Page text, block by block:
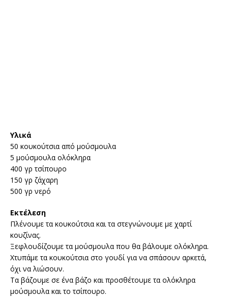
Υλικά
50 κουκούτσια από μούσμουλα
5 μούσμουλα ολόκληρα
400 γρ τσίπουρο
150 γρ ζάχαρη
500 γρ νερό
Εκτέλεση
Πλένουμε τα κουκούτσια και τα στεγνώνουμε με χαρτί
κουζίνας.
Ξεφλουδίζουμε τα μούσμουλα που θα βάλουμε ολόκληρα.
Χτυπάμε τα κουκούτσια στο γουδί για να σπάσουν αρκετά,
όχι να λιώσουν.
Τα βάζουμε σε ένα βάζο και προσθέτουμε τα ολόκληρα
μούσμουλα και το τσίπουρο.